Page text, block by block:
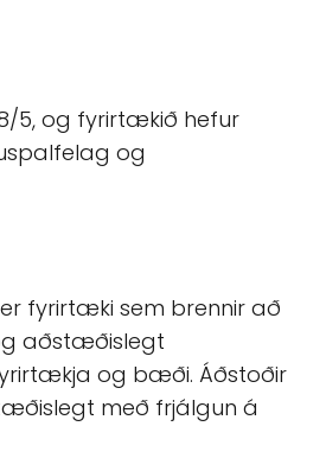
5, og fyrirtækið hefur
og
er fyrirtæki sem brennir að
aðstæðislegt
og bæði. Áðstoðir
með frjálgun á